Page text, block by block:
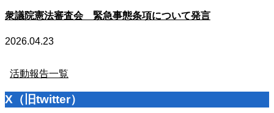
衆議院憲法審査会 緊急事態条項について発言
2026.04.23
活動報告一覧
X（旧twitter）